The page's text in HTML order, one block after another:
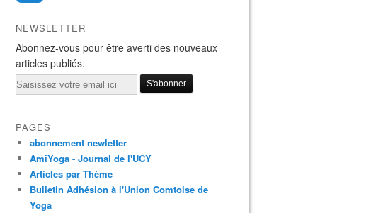
NEWSLETTER
Abonnez-vous pour être averti des nouveaux
articles publiés.
Email
PAGES
abonnement newletter
AmiYoga - Journal de l'UCY
Articles par Thème
Bulletin Adhésion à l'Union Comtoise de
Yoga